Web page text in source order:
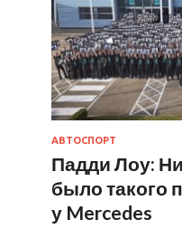
АВТОСПОРТ
Падди Лоу:
было такого
у Mercedes